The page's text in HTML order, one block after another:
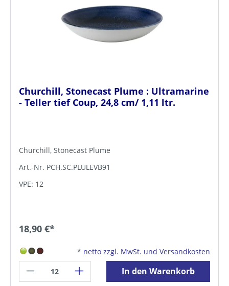
Churchill, Stonecast Plume : Ultramarine
- Teller tief Coup, 24,8 cm/ 1,11 ltr.
Churchill, Stonecast Plume
Art.-Nr. PCH.SC.PLULEVB91
VPE: 12
18,90 €*
* netto zzgl. MwSt. und Versandkosten
In den Warenkorb